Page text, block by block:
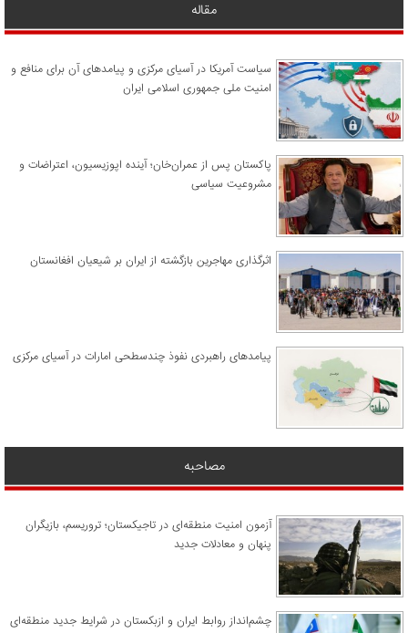
مقاله
سیاست آمریکا در آسیای مرکزی و پیامدهای آن برای منافع و
امنیت ملی جمهوری اسلامی ایران
پاکستان پس از عمران‌خان؛ آینده اپوزیسیون، اعتراضات و
مشروعیت سیاسی
اثرگذاری مهاجرین بازگشته از ایران بر شیعیان افغانستان
پیامدهای راهبردی نفوذ چندسطحی امارات در آسیای مرکزی
مصاحبه
آزمون امنیت منطقه‌ای در تاجیکستان؛ تروریسم، بازیگران
پنهان و معادلات جدید
چشم‌انداز روابط ایران و ازبکستان در شرایط جدید منطقه‌ای